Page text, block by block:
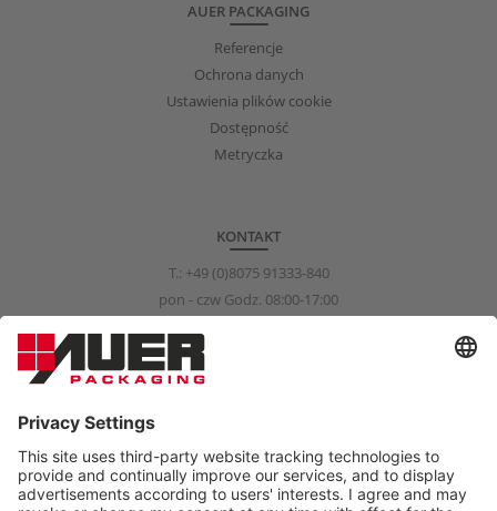
AUER PACKAGING
Referencje
Ochrona danych
Ustawienia plików cookie
Dostępność
Metryczka
KONTAKT
T.: +49 (0)8075 91333-840
pon - czw Godz. 08:00-17:00
info@auer-packaging.com